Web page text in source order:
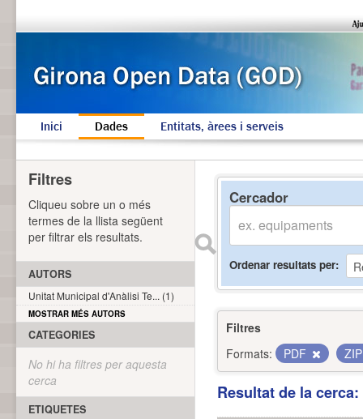
Inici Dades Entitats, àrees i serveis
Cercador
Ordenar resultats per
Filtres
Formats:
PDF
Resultat de la
Filtres
Cliqueu sobre un o més
termes de la llista següent
per filtrar els resultats.
AUTORS
Unitat Municipal d'Anàlisi Te... (1)
MOSTRAR MÉS AUTORS
CATEGORIES
No hi ha filtres per aquesta
cerca
ETIQUETES